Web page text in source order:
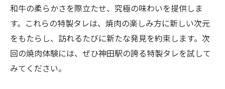
和牛の柔らかさを際立たせ、究極の味わいを提供しま
す。これらの特製タレは、焼肉の楽しみ方に新しい次元
をもたらし、訪れるたびに新たな発見を約束します。次
回の焼肉体験には、ぜひ神田駅の誇る特製タレを試して
みてください。